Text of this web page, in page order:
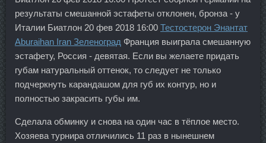
результаты смешанной эстафеты отклонен, бронза - у
Италии Биатлон 20 фев 2018 16:00 Тестостерон Энантат
Aburaihan Iran Зеленоград Франция выиграла смешанную
эстафету, Россия - девятая. Если вы желаете придать
губам натуральный оттенок, то следует не только
подчеркнуть карандашом для губ их контур, но и
полностью закрасить губы им.
Сделала обминку и снова на один час в тёплое место.
Хозяева турнира отличились 11 раз в нынешнем